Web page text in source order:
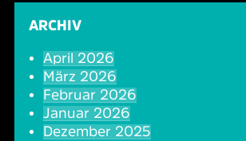
Konzerte
Oper & Operette
Hotels & Übernachtung
Essen & Trinken
Seminarbereich
Technik
ARCHIV
April 2026
März 2026
Februar 2026
Januar 2026
Dezember 2025